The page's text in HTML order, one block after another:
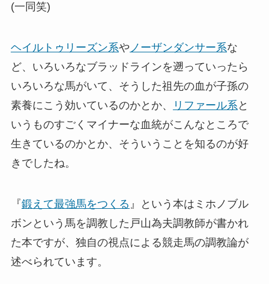
(一同笑)
ヘイルトゥリーズン系や ノーザンダンサー系な
ど、いろいろなブラッドラインを遡っていったら
いろいろな馬がいて、そうした祖先の血が子孫の
素養にこう効いているのかとか、
リファール系と
いうものすごくマイナーな血統がこんなところで
生きているのかとか、そういうことを知るのが好
きでしたね。
『鍛えて最強馬をつくる 』という本はミホノブル
ボンという馬を調教した戸山為夫調教師が書かれ
た本ですが、独自の視点による競走馬の調教論が
述べられています。